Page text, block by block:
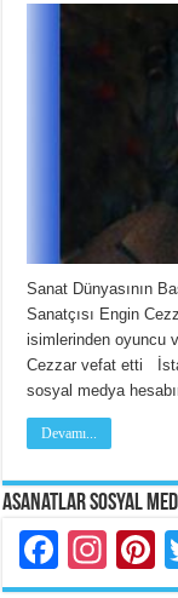
Sanat Dünyasının
Sanatçısı Engin
isimlerinden oyuncu
Cezzar vefat etti
sosyal medya
Devamı...
Asanatlar Sosyal